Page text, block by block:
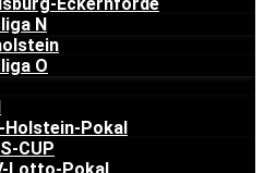
N
O
Holstein-Pokal
CUP